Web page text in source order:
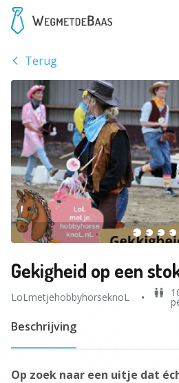
Terug
Gekigheid op een
LoLmetjehobbyhorseknoL
Beschrijving
Op zoek naar een uitje dat